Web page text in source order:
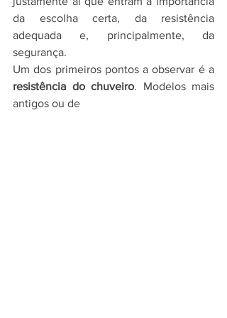
da escolha certa, da resistência
adequada e, principalmente, da
segurança.
resistência do chuveiro. Modelos mais
antigos ou de